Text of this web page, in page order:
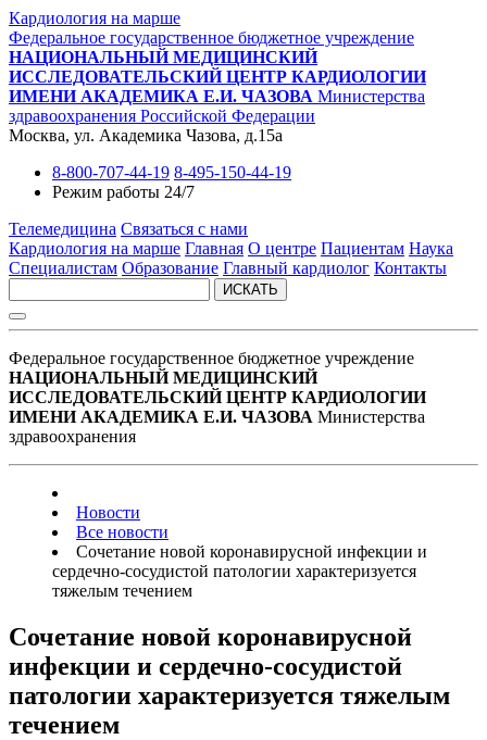
Кардиология на марше
Федеральное государственное бюджетное учреждение
НАЦИОНАЛЬНЫЙ МЕДИЦИНСКИЙ
ИССЛЕДОВАТЕЛЬСКИЙ ЦЕНТР КАРДИОЛОГИИ
ИМЕНИ АКАДЕМИКА Е.И. ЧАЗОВА Министерства
здравоохранения Российской Федерации
Москва, ул. Академика Чазова, д.15а
8-800-707-44-19 8-495-150-44-19
Режим работы 24/7
Телемедицина Связаться с нами
Кардиология на марше Главная О центре Пациентам Наука
Специалистам Образование Главный кардиолог Контакты
ИСКАТЬ
Федеральное государственное бюджетное учреждение
НАЦИОНАЛЬНЫЙ МЕДИЦИНСКИЙ
ИССЛЕДОВАТЕЛЬСКИЙ ЦЕНТР КАРДИОЛОГИИ
ИМЕНИ АКАДЕМИКА Е.И. ЧАЗОВА Министерства
здравоохранения
Новости
Все новости
Сочетание новой коронавирусной инфекции и
сердечно-сосудистой патологии характеризуется
тяжелым течением
Сочетание новой коронавирусной
инфекции и сердечно-сосудистой
патологии характеризуется тяжелым
течением